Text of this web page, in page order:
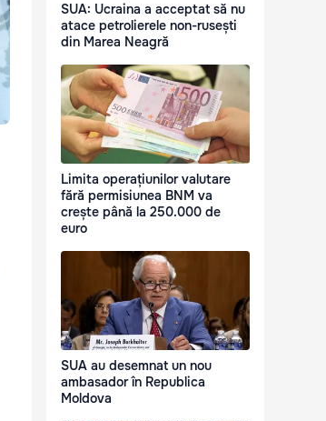
SUA: Ucraina a acceptat să nu
atace petrolierele non-rusești
din Marea Neagră
Limita operațiunilor valutare
fără permisiunea BNM va
crește până la 250.000 de
euro
SUA au desemnat un nou
ambasador în Republica
Moldova